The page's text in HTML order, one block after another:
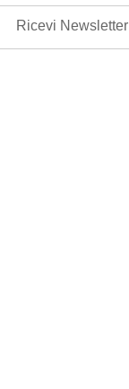
Ricevi Newsletter